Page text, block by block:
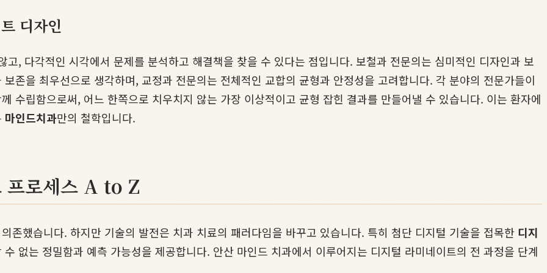
디자인
, 다각적인 시각에서 문제를 분석하고 해결책을 찾을 수 있다는 점입니다. 보철과 전문의는 심미적인 디자인과 보
존을 최우선으로 생각하며, 교정과 전문의는 전체적인 교합의 균형과 안정성을 고려합니다. 각 분야의 전문가들이
수립함으로써, 어느 한쪽으로 치우치지 않는 가장 이상적이고 균형 잡힌 결과를 만들어낼 수 있습니다. 이는 환자에
마인드치과만의 철학입니다.
프로세스 A to Z
존했습니다. 하지만 기술의 발전은 치과 치료의 패러다임을 바꾸고 있습니다. 특히 첨단 디지털 기술을 접목한 디지
없는 정밀함과 예측 가능성을 제공합니다. 안산 마인드 치과에서 이루어지는 디지털 라미네이트의 전 과정을 단계